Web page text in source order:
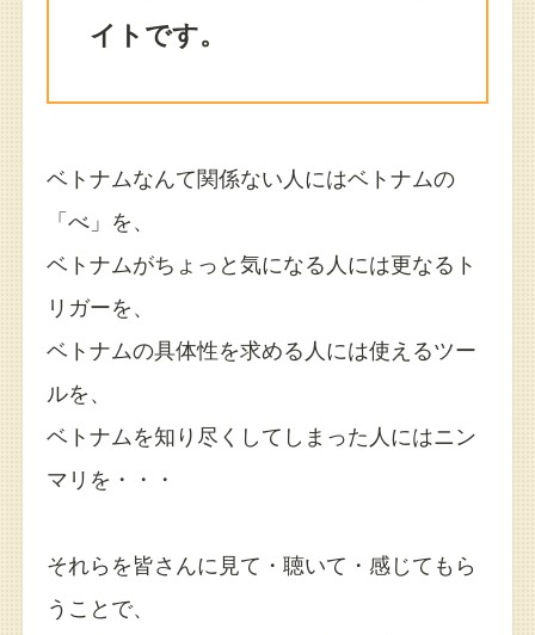
イトです。
ベトナムなんて関係ない人にはベトナムの
「べ」を、
ベトナムがちょっと気になる人には更なるト
リガーを、
ベトナムの具体性を求める人には使えるツー
ルを、
ベトナムを知り尽くしてしまった人にはニン
マリを・・・
それらを皆さんに見て・聴いて・感じてもら
うことで、